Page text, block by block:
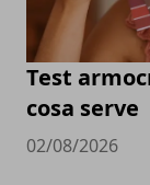
Test
cosa serve
02/08/2026